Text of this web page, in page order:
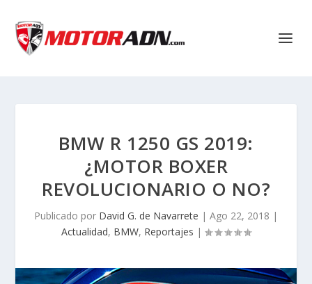
BMW R 1250 GS 2019:
¿MOTOR BOXER
REVOLUCIONARIO O NO?
Publicado por David G. de Navarrete | Ago 22, 2018 |
Actualidad, BMW, Reportajes |